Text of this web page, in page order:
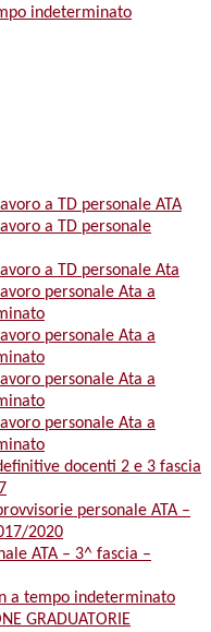
indeterminato
a TD personale ATA
a TD personale
a TD personale Ata
personale Ata a
personale Ata a
personale Ata a
personale Ata a
docenti 2 e 3 fascia
personale ATA –
2020
ATA – 3^ fascia –
a tempo indeterminato
GRADUATORIE